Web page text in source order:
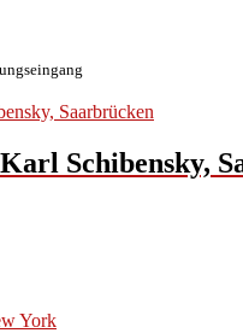
Schibensky,